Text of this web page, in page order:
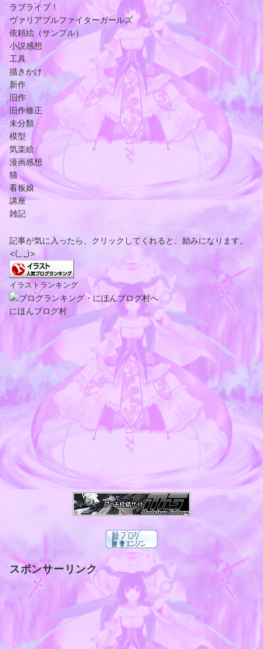
ラブライブ！
ヴァリアブルファイターガールズ
依頼絵（サンプル）
小説感想
工具
描きかけ
新作
旧作
旧作修正
未分類
模型
気楽絵
漫画感想
猫
看板娘
講座
雑記
記事が気に入ったら、クリックしてくれると、励みになります。
<(_ _)>
イラストランキング
にほんブログ村
スポンサーリンク